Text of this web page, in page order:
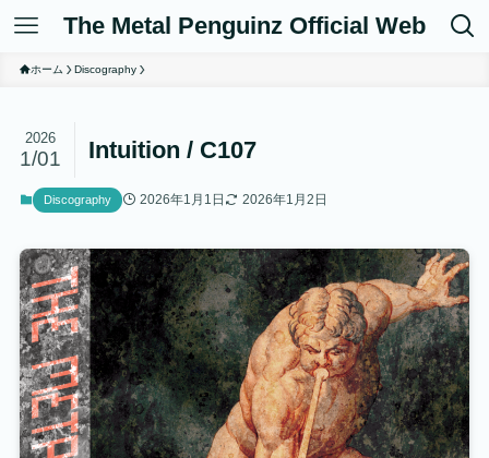
The Metal Penguinz Official Web
ホーム Discography
Intuition / C107
2026
1/01
Discography 2026年1月1日 2026年1月2日